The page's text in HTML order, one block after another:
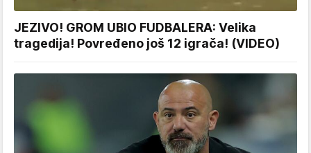
JEZIVO! GROM UBIO FUDBALERA: Velika
tragedija! Povređeno još 12 igrača! (VIDEO)